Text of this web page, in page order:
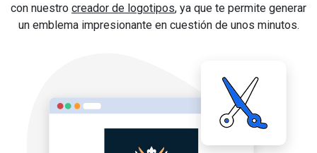
con nuestro creador de logotipos, ya que te permite generar
un emblema impresionante en cuestión de unos minutos.